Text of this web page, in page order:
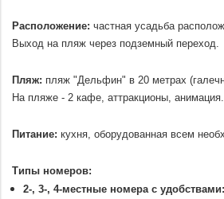
Расположение: частная усадьба
Выход на пляж через подземный переход.
Пляж: пляж "Дельфин" в 20 метрах
На пляже - 2 кафе, аттракционы, анимация.
Питание: кухня, оборудованная всем
Типы номеров:
2-, 3-, 4-местные номера с удобствами: